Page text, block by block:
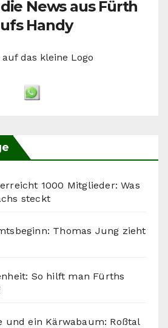
News aus Fürth
Handy
das kleine Logo
1000 Mitglieder: Was
steckt
Thomas Jung zieht
So hilft man Fürths
und ein Kärwabaum: Roßtal